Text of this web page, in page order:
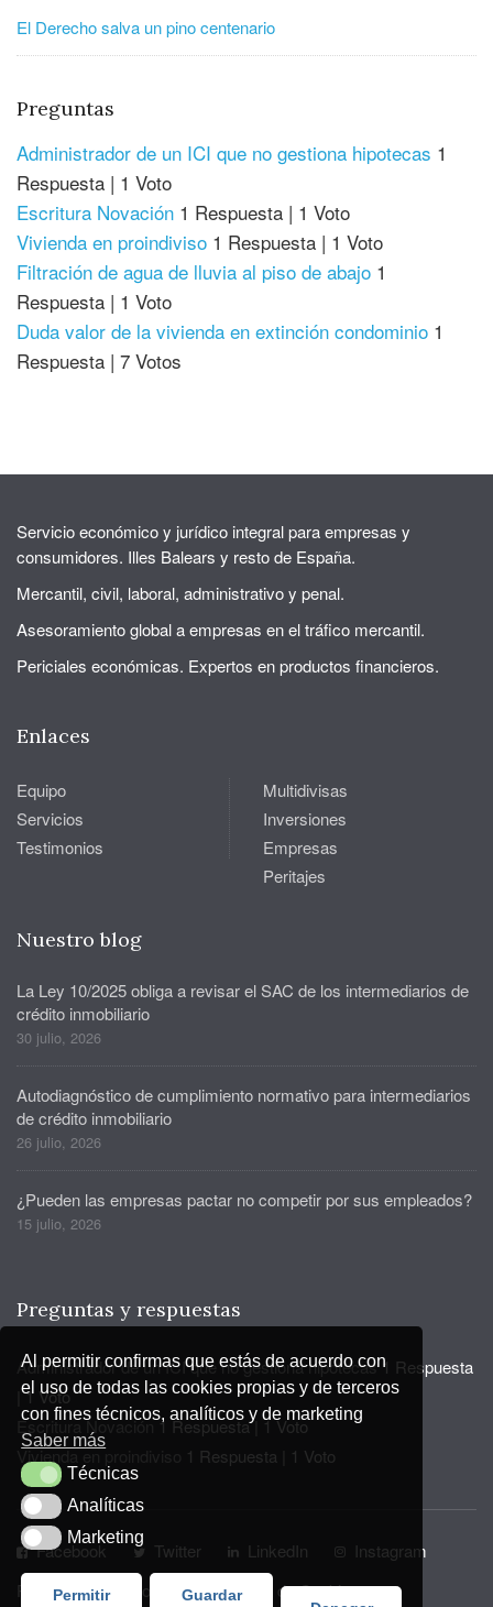
Al permitir confirmas que estás de acuerdo con
el uso de todas las cookies propias y de terceros
con fines técnicos, analíticos y de marketing
Saber más
TécnicasTécnicas
AnalíticasAnalíticas
MarketingMarketing
Permitir Guardar
El Derecho salva un pino centenario
Preguntas
Administrador de un ICI que no gestiona hipotecas 1
Respuesta | 1 Voto
Escritura Novación 1 Respuesta | 1 Voto
Vivienda en proindiviso 1 Respuesta | 1 Voto
Filtración de agua de lluvia al piso de abajo 1
Respuesta | 1 Voto
Duda valor de la vivienda en extinción condominio 1
Respuesta | 7 Votos
Servicio económico y jurídico integral para empresas y
consumidores. Illes Balears y resto de España.
Mercantil, civil, laboral, administrativo y penal.
Asesoramiento global a empresas en el tráfico mercantil.
Periciales económicas. Expertos en productos financieros.
Enlaces
Equipo
Servicios
Testimonios
Multidivisas
Inversiones
Empresas
Peritajes
Nuestro blog
La Ley 10/2025 obliga a revisar el SAC de los intermediarios de
crédito inmobiliario
30 julio, 2026
Autodiagnóstico de cumplimiento normativo para intermediarios
de crédito inmobiliario
26 julio, 2026
¿Pueden las empresas pactar no competir por sus empleados?
15 julio, 2026
Preguntas y respuestas
Administrador de un ICI que no gestiona hipotecas 1 Respuesta
|1 Voto
Escritura Novación1 Respuesta| 1 Voto
Vivienda en proindiviso
1 Respuesta 1 Voto
Facebook Twitter LinkedIn
Instagram
Privacidad y Aviso Legal
Política de Cookies